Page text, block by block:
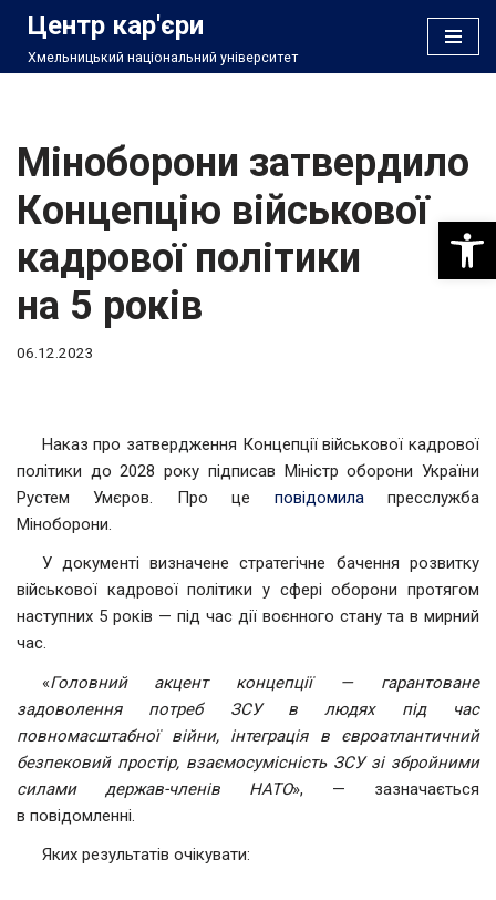
Перейти
Центр кар'єри
Хмельницький національний університет
Міноборони затвердило
Концепцію військової
кадрової політики
на 5 років
06.12.2023
Наказ про затвердження Концепції військової кадрової
політики до 2028 року підписав Міністр оборони України
Рустем Умєров. Про це повідомилапресслужба
Міноборони.
У документі визначене стратегічне бачення розвитку
військової кадрової політики у сфері оборони протягом
наступних 5 років — під час дії воєнного стану та в мирний
час.
«Головний акцент концепції — гарантоване
задоволення потреб ЗСУ в людях під час
повномасштабної війни, інтеграція в євроатлантичний
безпековий простір, взаємосумісність ЗСУ зі збройними
силами держав-членів НАТО», — зазначається
в повідомленні.
Яких результатів очікувати: